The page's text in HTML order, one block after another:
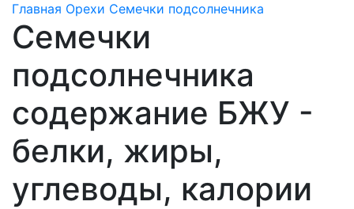
Главная Орехи Семечки подсолнечника
Семечки
подсолнечника
содержание БЖУ -
белки, жиры,
углеводы, калории